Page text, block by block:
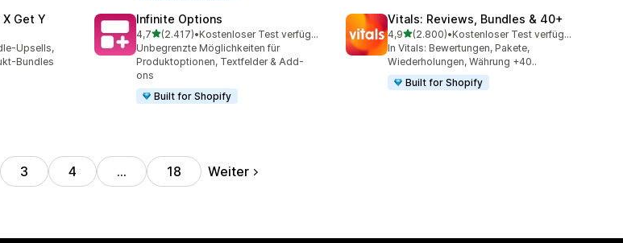
X Get Y
Upsells,
Bundles
Infinite Options
4,7von 5 Sternen
(2.417)
2417 Rezensionen insgesamt
•
Kostenloser Test verfügbar
Unbegrenzte Möglichkeiten für
Produktoptionen, Textfelder & Add-
ons
Built for Shopify
Vitals: Reviews, Bundles & 40+
4,9von 5 Sternen
(2.800)
2800 Rezensionen insgesamt
•
Kostenloser Test verfügbar
In Vitals: Bewertungen, Pakete,
Wiederholungen, Währung +40..
Built for Shopify
3 4 … 18 Weiter